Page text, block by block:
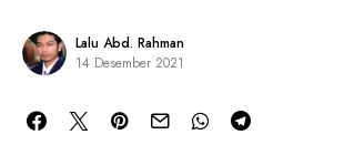
Lalu Abd. Rahman
14 Desember 2021